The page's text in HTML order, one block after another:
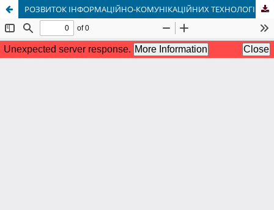
РОЗВИТОК ІНФОРМАЦІЙНО-КОМУНІКАЦІЙНИХ ТЕХНОЛОГІЙ ТА ЇХ ІНТЕГРАЦІЯ В ОСВІТНЮ ПРАКТИКУ: ІСТОРИЧНИЙ КОНТЕКСТ І СУЧАСНІ ТЕНДЕНЦІЇ